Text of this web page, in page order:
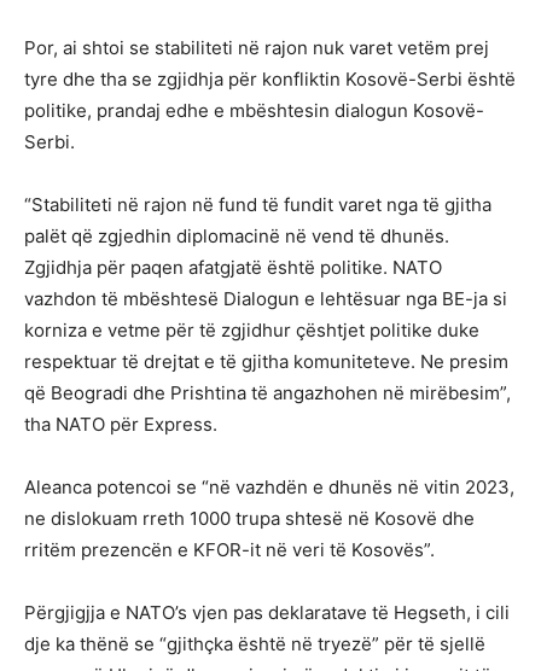
Por, ai shtoi se stabiliteti në rajon nuk varet vetëm prej
tyre dhe tha se zgjidhja për konfliktin Kosovë-Serbi është
politike, prandaj edhe e mbështesin dialogun Kosovë-
Serbi.
“Stabiliteti në rajon në fund të fundit varet nga të gjitha
palët që zgjedhin diplomacinë në vend të dhunës.
Zgjidhja për paqen afatgjatë është politike. NATO
vazhdon të mbështesë Dialogun e lehtësuar nga BE-ja si
korniza e vetme për të zgjidhur çështjet politike duke
respektuar të drejtat e të gjitha komuniteteve. Ne presim
që Beogradi dhe Prishtina të angazhohen në mirëbesim”,
tha NATO për Express.
Aleanca potencoi se “në vazhdën e dhunës në vitin 2023,
ne dislokuam rreth 1000 trupa shtesë në Kosovë dhe
rritëm prezencën e KFOR-it në veri të Kosovës”.
Përgjigjja e NATO’s vjen pas deklaratave të Hegseth, i cili
dje ka thënë se “gjithçka është në tryezë” për të sjellë